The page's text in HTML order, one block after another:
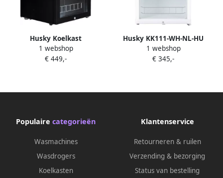
Husky Koelkast
KK110BKCNSBKHU |
Vrijstaande koelkasten |
1 webshop
€ 449,-
Husky KK111-WH-NL-HU
Koelkast Tafelmodel Dranken
Koelkast Barkoelkast Met
1 webshop
€ 345,-
Populaire categorieën
Wasmachines
Wasdrogers
Koelkasten
Klantenservice
Retourneren & ruilen
Verzending & bezorging
Status van bestelling